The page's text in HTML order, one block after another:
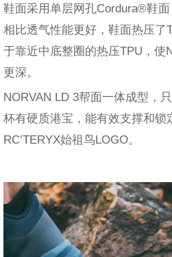
鞋面采用单层网孔Cordura®鞋
相比透气性能更好，鞋面热压了
于靠近中底整圈的热压TPU，使
更深。
NORVAN LD 3帮面一体成型，
杯有硬质港宝，能有效支撑和锁
RC’TERYX始祖鸟LOGO。